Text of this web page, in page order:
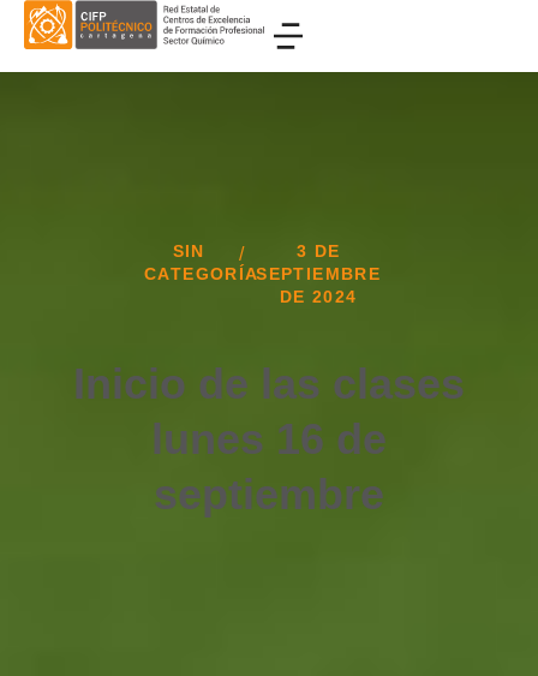
SIN
CATEGORÍA
/
3 DE
SEPTIEMBRE
DE 2024
Inicio de las clases
lunes 16 de
septiembre